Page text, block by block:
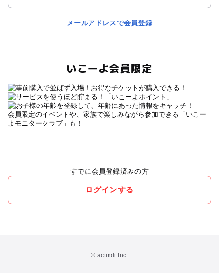
メールアドレスで会員登録
いこーよ会員限定
会員限定のイベントや、家族で楽しみながら参加できる「いこー
よモニタークラブ」も！
すでに会員登録済みの方
ログインする
© actindi Inc.